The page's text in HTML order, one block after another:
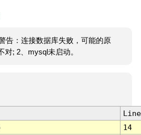
告：连接数据库失败，可能的原
对; 2、mysql未启动。
Line
14